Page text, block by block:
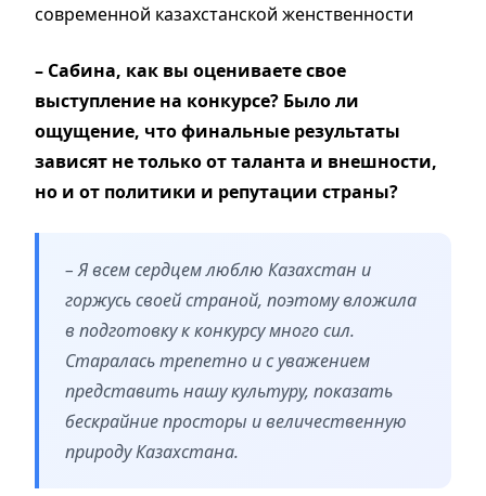
современной казахстанской женственности
– Сабина, как вы оцениваете свое
выступление на конкурсе? Было ли
ощущение, что финальные результаты
зависят не только от таланта и внешности,
но и от политики и репутации страны?
– Я всем сердцем люблю Казахстан и
горжусь своей страной, поэтому вложила
в подготовку к конкурсу много сил.
Старалась трепетно и с уважением
представить нашу культуру, показать
бескрайние просторы и величественную
природу Казахстана.